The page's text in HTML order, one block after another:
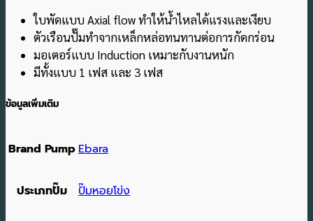
ใบพัดแบบ Axial flow ทำให้น้ำไหลได้แรงและเงียบ
ตัวเรือนปั๊มทำจากเหล็กหล่อทนทานต่อการกัดกร่อน
มอเตอร์แบบ Induction เหมาะกับงานหนัก
มีทั้งแบบ 1 เฟส และ 3 เฟส
ข้อมูลเพิ่มเติม
Brand Pump Ebara
ประเภทปั๊ม ปั๊มหอยโข่ง